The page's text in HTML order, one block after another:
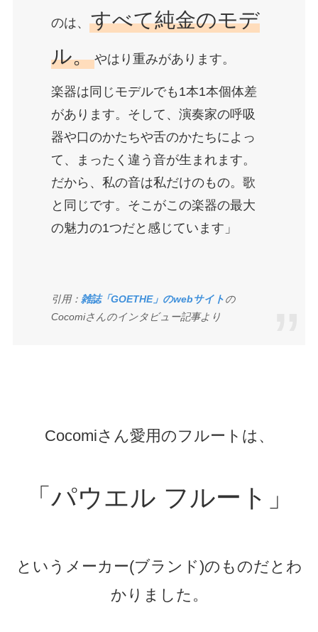
のは、 すべて純金のモデ
ル。やはり重みがあります。
楽器は同じモデルでも1本1本個体差
があります。そして、演奏家の呼吸
器や口のかたちや舌のかたちによっ
て、まったく違う音が生まれます。
だから、私の音は私だけのもの。歌
と同じです。そこがこの楽器の最大
の魅力の1つだと感じています」
引用： 雑誌「GOETHE」のwebサイトの
Cocomiさんのインタビュー記事より
Cocomiさん愛用のフルートは、
「パウエル フルート」
というメーカー(ブランド)のものだとわ
かりました。